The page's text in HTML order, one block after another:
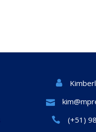
(+51)